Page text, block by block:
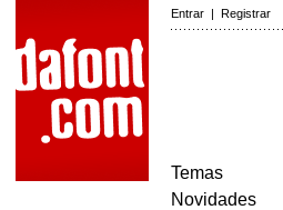
Entrar | Registrar
Temas
Novidades